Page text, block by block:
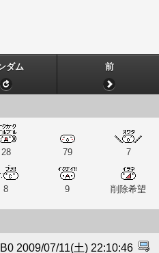
ダム 前
28 79 7
8 9 削除希望
2009/07/11(土) 22:10:46